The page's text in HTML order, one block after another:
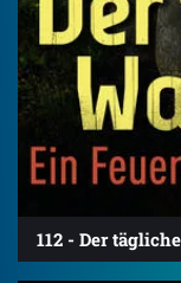
112 - Der